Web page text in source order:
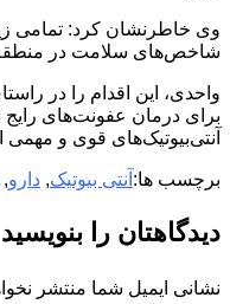
وی خاطرنشان کرد: تمامی
شاخص‌های سلامت در
واحدی، این اقدام را در
برای درمان عفونت‌های
آنتی‌بیوتیک‌های قوی و
برچسب ها: آنتی‌ بیوتیک, دارو,
دیدگاهتان را بنویسید
نشانی ایمیل شما منتشر